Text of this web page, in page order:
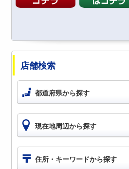
店舗検索
都道府県から探す
現在地周辺から探す
住所・キーワードから探す